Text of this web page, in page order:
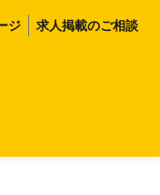
ジ 求人掲載のご相談